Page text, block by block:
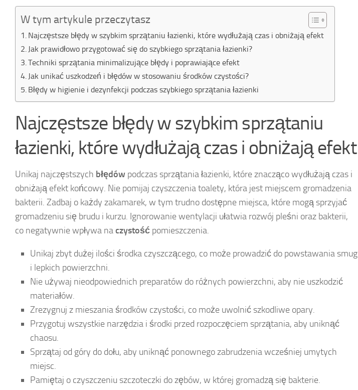
W tym artykule przeczytasz
Najczęstsze błędy w szybkim sprzątaniu łazienki, które wydłużają czas i obniżają efekt
Jak prawidłowo przygotować się do szybkiego sprzątania łazienki?
Techniki sprzątania minimalizujące błędy i poprawiające efekt
Jak unikać uszkodzeń i błędów w stosowaniu środków czystości?
Błędy w higienie i dezynfekcji podczas szybkiego sprzątania łazienki
Najczęstsze błędy w szybkim sprzątaniu
łazienki, które wydłużają czas i obniżają efekt
Unikaj najczęstszych błędów podczas sprzątania łazienki, które znacząco wydłużają czas i
obniżają efekt końcowy. Nie pomijaj czyszczenia toalety, która jest miejscem gromadzenia
bakterii. Zadbaj o każdy zakamarek, w tym trudno dostępne miejsca, które mogą sprzyjać
gromadzeniu się brudu i kurzu. Ignorowanie wentylacji ułatwia rozwój pleśni oraz bakterii,
co negatywnie wpływa naczystość pomieszczenia.
Unikaj zbyt dużej ilości środka czyszczącego, co może prowadzić do powstawania smug
i lepkich powierzchni.
Nie używaj nieodpowiednich preparatów do różnych powierzchni, aby nie uszkodzić
materiałów.
Zrezygnuj z mieszania środków czystości, co może uwolnić szkodliwe opary.
Przygotuj wszystkie narzędzia i środki przed rozpoczęciem sprzątania, aby uniknąć
chaosu.
Sprzątaj od góry do dołu, aby uniknąć ponownego zabrudzenia wcześniej umytych
miejsc.
Pamiętaj o czyszczeniu szczoteczki do zębów, w której gromadzą się bakterie.